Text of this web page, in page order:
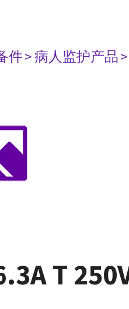
件> 病人监护产品
T